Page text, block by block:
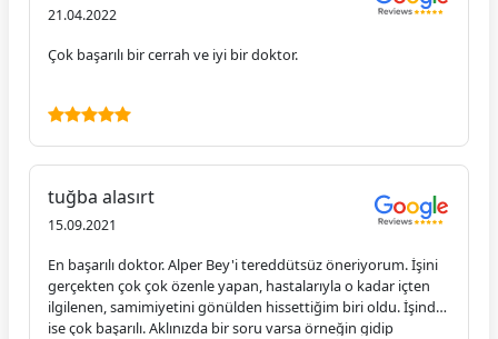
21.04.2022
Çok başarılı bir cerrah ve iyi bir doktor.
tuğba alasırt
15.09.2021
En başarılı doktor. Alper Bey'i tereddütsüz öneriyorum. İşini
gerçekten çok çok özenle yapan, hastalarıyla o kadar içten
ilgilenen, samimiyetini gönülden hissettiğim biri oldu. İşinde
ise çok başarılı. Aklınızda bir soru varsa örneğin gidip